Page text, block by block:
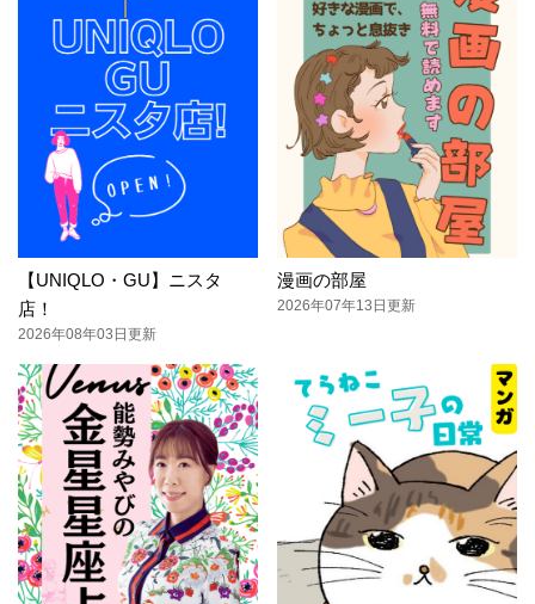
【UNIQLO・GU】ニスタ
店！
2026年08年03日更新
漫画の部屋
2026年07年13日更新